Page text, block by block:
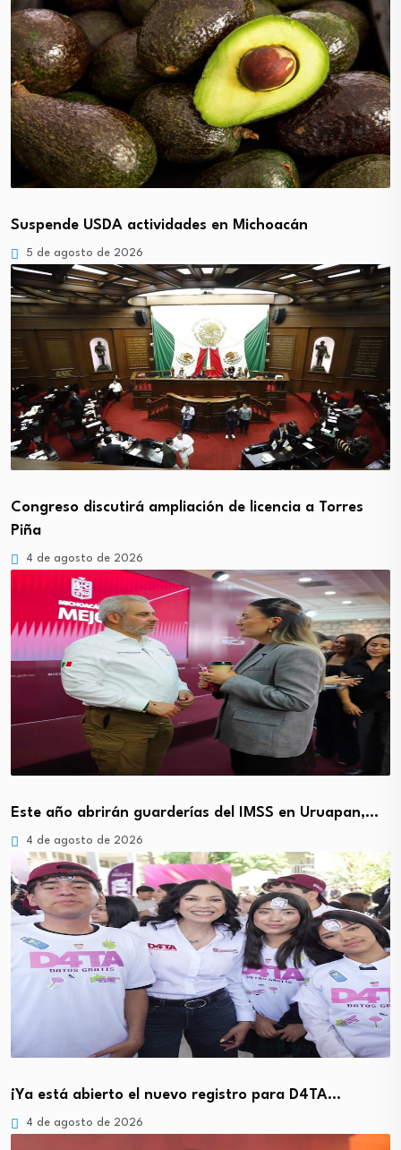
Suspende USDA actividades en Michoacán
5 de agosto de 2026
Congreso discutirá ampliación de licencia a Torres
Piña
4 de agosto de 2026
Este año abrirán guarderías del IMSS en Uruapan,…
4 de agosto de 2026
¡Ya está abierto el nuevo registro para D4TA…
4 de agosto de 2026